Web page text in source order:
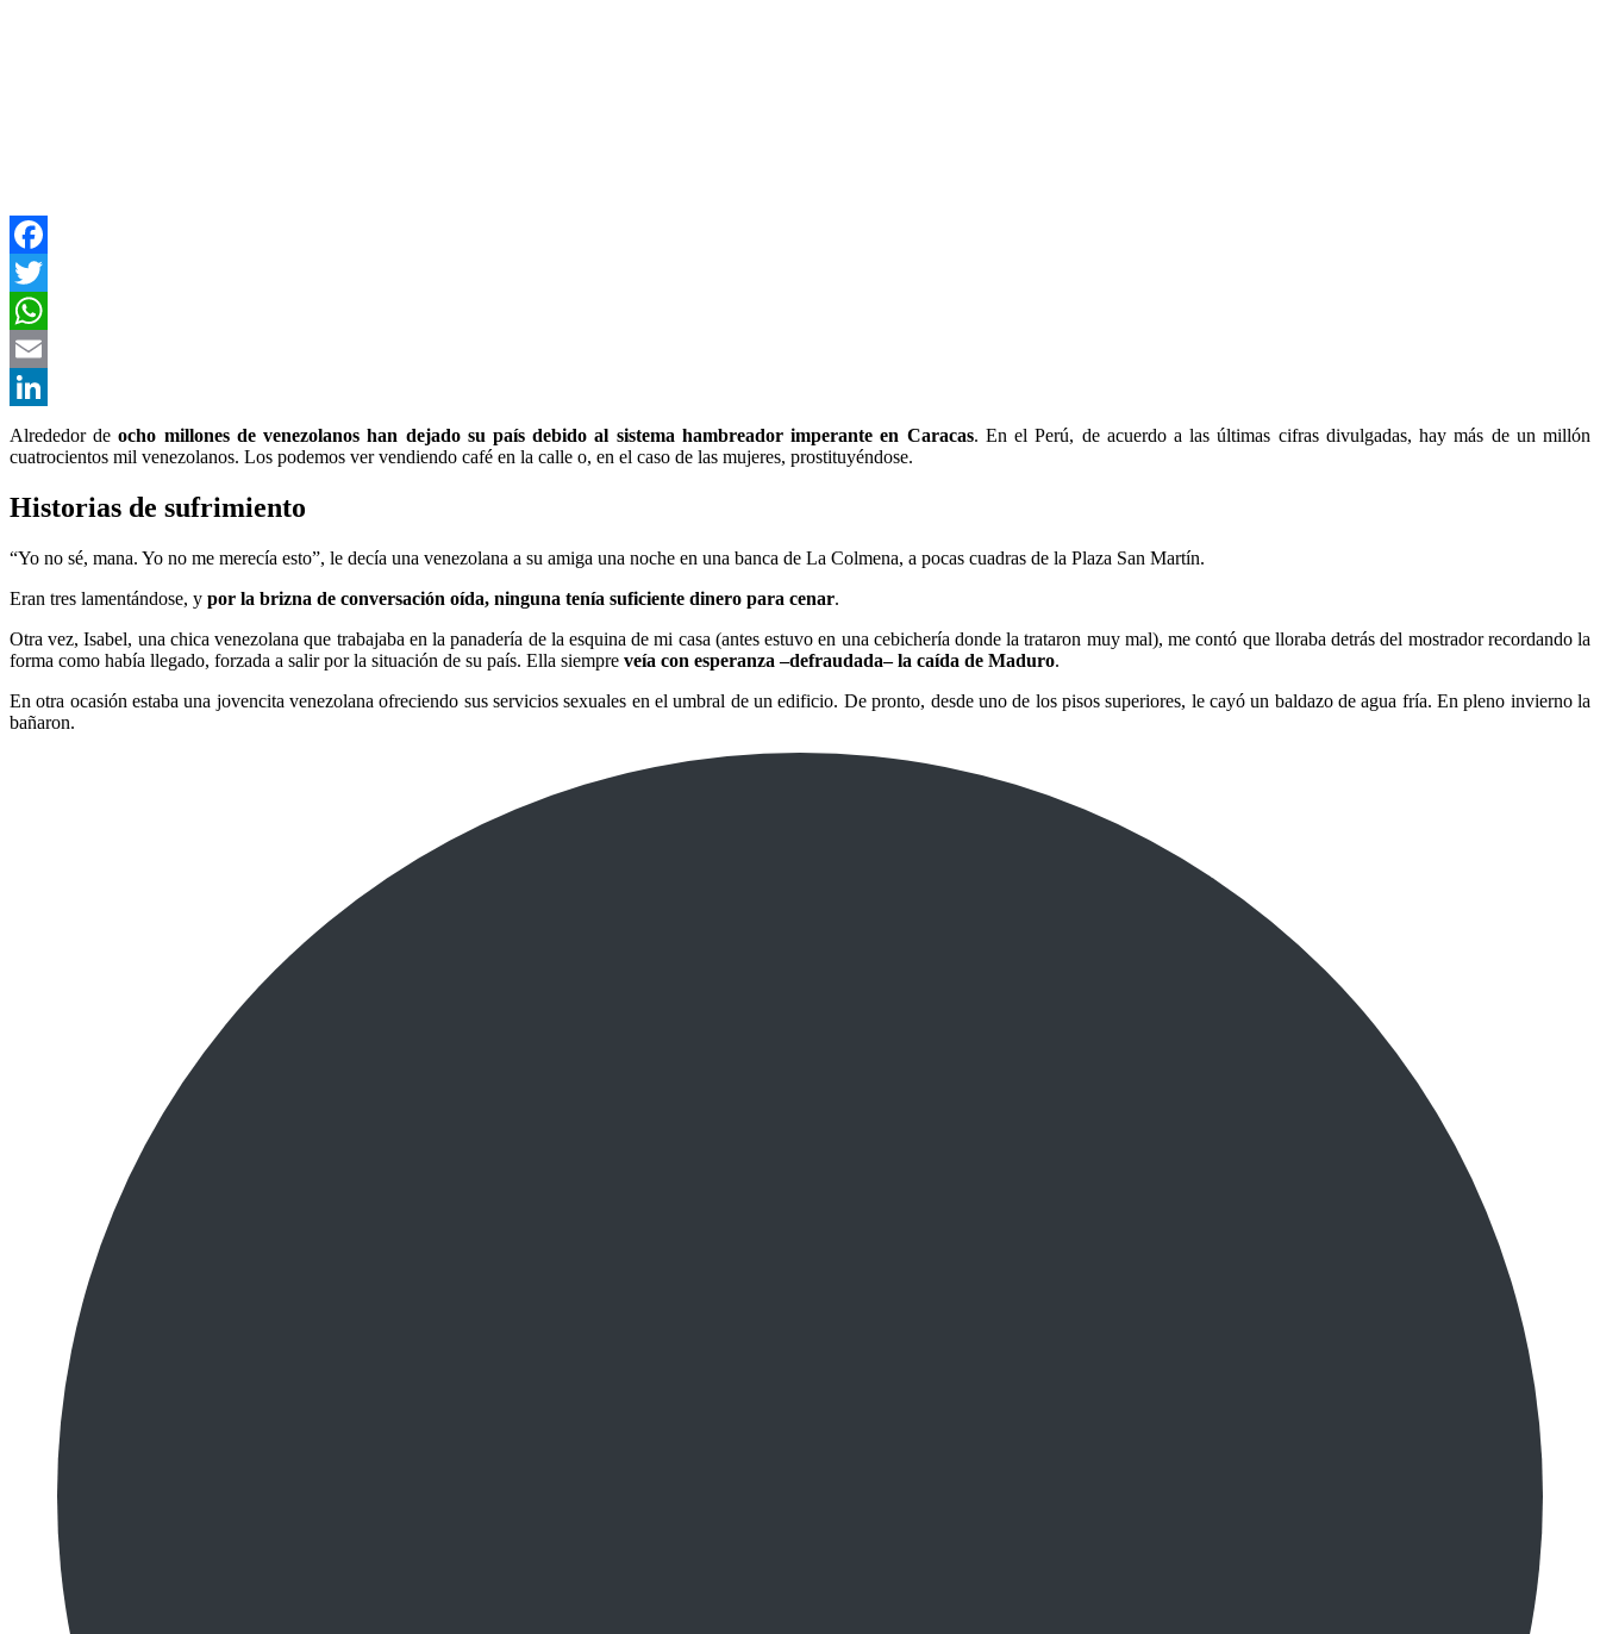
Facebook
Twitter
WhatsApp
Email
LinkedIn
Alrededor deocho millones de venezolanos han dejado su país debido al sistema hambreador imperante en Caracas. En el Perú, de acuerdo a las últimas cifras divulgadas, hay más de un millón
cuatrocientos mil venezolanos. Los podemos ver vendiendo café en la calle o, en el caso de las mujeres, prostituyéndose.
Historias de sufrimiento
“Yo no sé, mana. Yo no me merecía esto”, le decía una venezolana a su amiga una noche en una banca de La Colmena, a pocas cuadras de la Plaza San Martín.
Eran tres lamentándose, y por la brizna de conversación oída, ninguna tenía suficiente dinero para cenar.
Otra vez, Isabel, una chica venezolana que trabajaba en la panadería de la esquina de mi casa (antes estuvo en una cebichería donde la trataron muy mal), me contó que lloraba detrás del mostrador recordando la
forma como había llegado, forzada a salir por la situación de su país. Ella siempre veía con esperanza –defraudada– la caída de Maduro.
En otra ocasión estaba una jovencita venezolana ofreciendo sus servicios sexuales en el umbral de un edificio. De pronto, desde uno de los pisos superiores, le cayó un baldazo de agua fría. En pleno invierno la
bañaron.